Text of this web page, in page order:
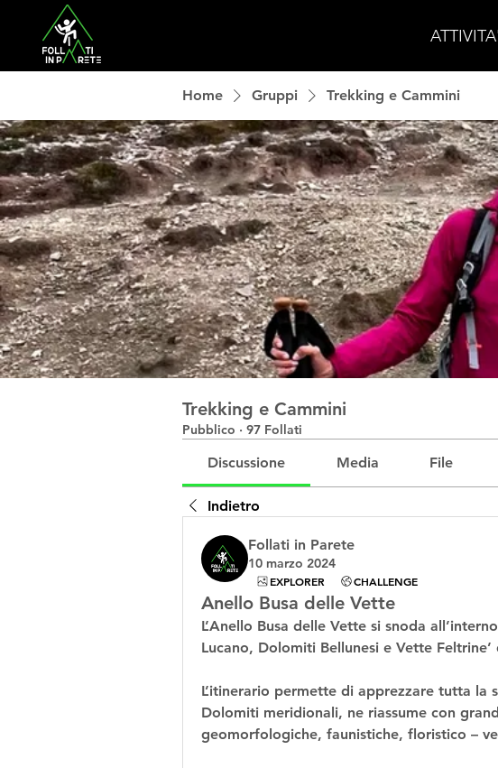
ATTIVITA'
Home Gruppi Trekking e Cammini
Trekking e Cammini
Pubblico · 97 Follati
Discussione Media File
Indietro
Follati in Parete
10 marzo 2024
EXPLORER CHALLENGE
Anello Busa delle Vette
L’Anello Busa delle Vette si snoda
Lucano, Dolomiti Bellunesi e Vette
L’itinerario permette di apprezzare tutta la
Dolomiti meridionali, ne riassume con
geomorfologiche, faunistiche, floristico –